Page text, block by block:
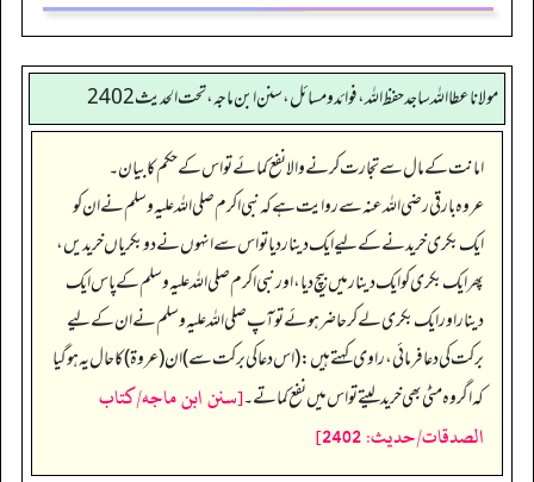
مولانا عطا الله ساجد حفظ الله، فوائد و مسائل، سنن ابن ماجه، تحت الحديث2402
امانت کے مال سے تجارت کرنے والا نفع کمائے تو اس کے حکم کا بیان۔
عروہ بارقی رضی اللہ عنہ سے روایت ہے کہ نبی اکرم صلی اللہ علیہ وسلم نے ان کو
ایک بکری خریدنے کے لیے ایک دینار دیا تو اس سے انہوں نے دو بکریاں خریدیں،
پھر ایک بکری کو ایک دینار میں بیچ دیا، اور نبی اکرم صلی اللہ علیہ وسلم کے پاس ایک
دینار اور ایک بکری لے کر حاضر ہوئے تو آپ صلی اللہ علیہ وسلم نے ان کے لیے
برکت کی دعا فرمائی، راوی کہتے ہیں: (اس دعا کی برکت سے) ان (عروۃ) کا حال یہ ہو گیا
کہ اگر وہ مٹی بھی خرید لیتے تو اس میں نفع کماتے۔[سنن ابن ماجه/كتاب
الصدقات/حدیث: 2402]